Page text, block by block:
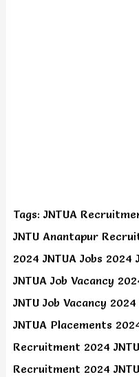
Tags: JNTUA
JNTU Anantapur
2024 JNTUA Jobs
JNTUA Job Vacancy
JNTU Job Vacancy
JNTUA Placements
Recruitment 2024
Recruitment 2024